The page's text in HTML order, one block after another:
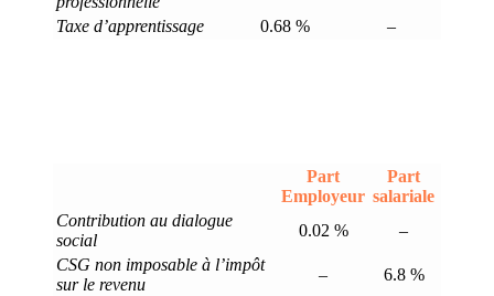
Taxe d’apprentissage
0.68 % –
Part
Employeur
Part
salariale
Contribution au dialogue
social
0.02 %
–
CSG non imposable à l’impôt
sur le revenu
–
6.8 %